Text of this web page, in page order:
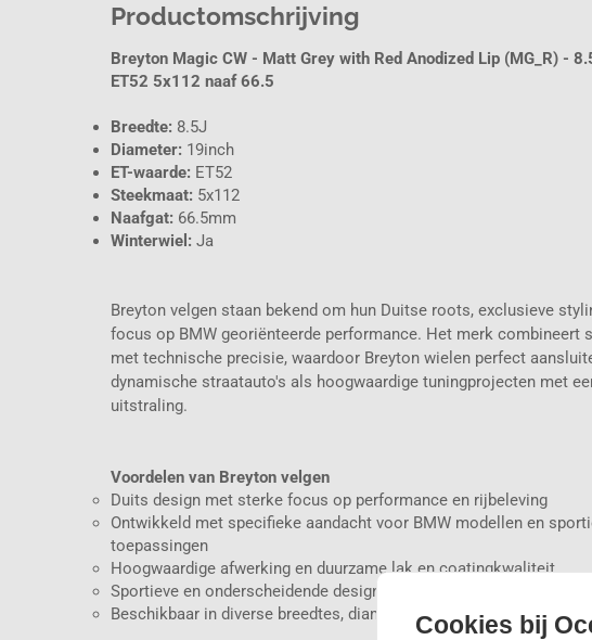
Productomschrijving
Breyton Magic CW - Matt Grey with Red Anodized Lip (MG_R) -
ET52 5x112 naaf 66.5
Breedte: 8.5J
Diameter: 19inch
ET-waarde: ET52
Steekmaat: 5x112
Naafgat: 66.5mm
Winterwiel: Ja
Breyton velgen staan bekend om hun Duitse roots, exclusieve
focus op BMW georiënteerde performance. Het merk combineert
met technische precisie, waardoor Breyton wielen perfect
dynamische straatauto's als hoogwaardige tuningprojecten met
uitstraling.
Voordelen van Breyton velgen
Duits design met sterke focus op performance en rijbeleving
Ontwikkeld met specifieke aandacht voor BMW modellen en
toepassingen
Hoogwaardige afwerking en duurzame lak en coatingkwaliteit
Sportieve en onderscheidende designs met een exclusief karakter
Beschikbaar in diverse breedtes, diameters, ET-waardes en
Cookies bij